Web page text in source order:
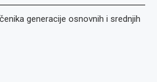
generacije osnovnih i srednjih